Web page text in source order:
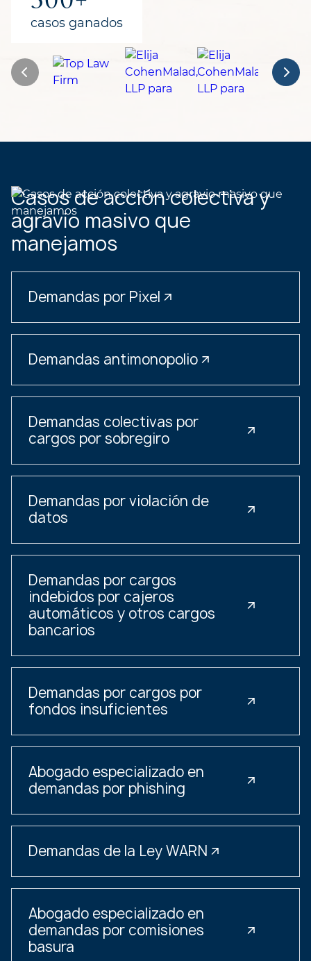
casos ganados
Casos de acción colectiva y
agravio masivo que
manejamos
Demandas por Pixel
Demandas antimonopolio
Demandas colectivas por
cargos por sobregiro
Demandas por violación de
datos
Demandas por cargos
indebidos por cajeros
automáticos y otros cargos
bancarios
Demandas por cargos por
fondos insuficientes
Abogado especializado en
demandas por phishing
Demandas de la Ley WARN
Abogado especializado en
demandas por comisiones
basura